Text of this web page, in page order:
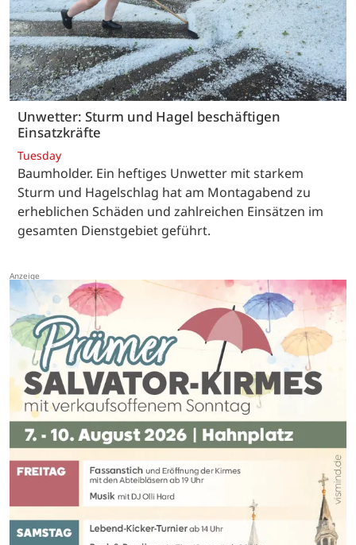
Unwetter: Sturm und Hagel beschäftigen
Einsatzkräfte
Tuesday
Baumholder. Ein heftiges Unwetter mit starkem
Sturm und Hagelschlag hat am Montagabend zu
erheblichen Schäden und zahlreichen Einsätzen im
gesamten Dienstgebiet geführt.